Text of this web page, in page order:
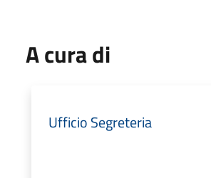
A cura di
Ufficio Segreteria